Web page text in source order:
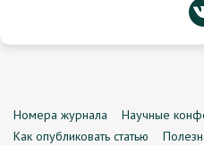
Номера журнала Научные
Как опубликовать статью